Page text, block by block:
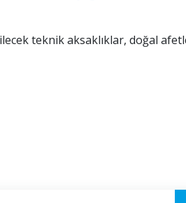
teknik aksaklıklar, doğal